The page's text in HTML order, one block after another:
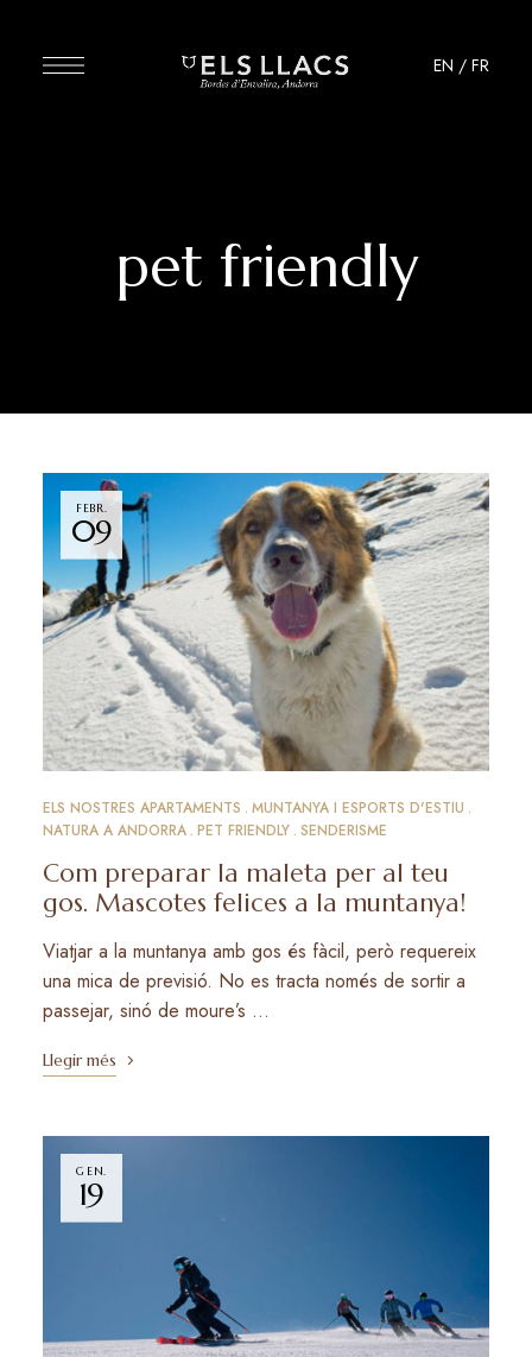
EN /FR
pet friendly
FEBR.
09
ELS NOSTRES APARTAMENTS MUNTANYA I ESPORTS D'ESTIU
NATURA A ANDORRA PET FRIENDLY SENDERISME
Com preparar la maleta per al teu
gos. Mascotes felices a la muntanya!
Viatjar a la muntanya amb gos és fàcil, però requereix
una mica de previsió. No es tracta només de sortir a
passejar, sinó de moure’s …
Llegir més
GEN.
19